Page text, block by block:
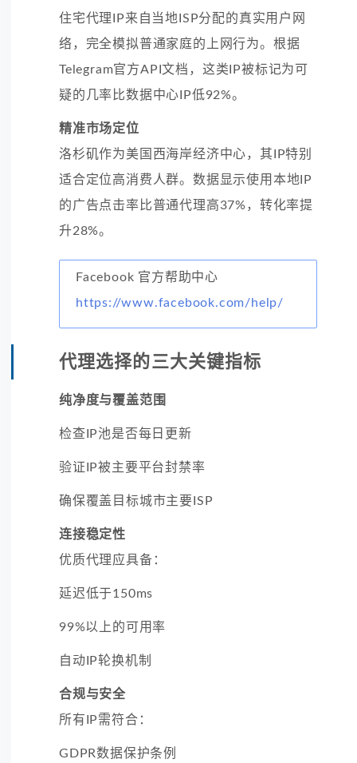
住宅代理IP来自当地ISP分配的真实用户网
络，完全模拟普通家庭的上网行为。根据
Telegram官方API文档，这类IP被标记为可
疑的几率比数据中心IP低92%。
精准市场定位
洛杉矶作为美国西海岸经济中心，其IP特别
适合定位高消费人群。数据显示使用本地IP
的广告点击率比普通代理高37%，转化率提
升28%。
Facebook 官方帮助中心
https://www.facebook.com/help/
代理选择的三大关键指标
纯净度与覆盖范围
检查IP池是否每日更新
验证IP被主要平台封禁率
确保覆盖目标城市主要ISP
连接稳定性
优质代理应具备：
延迟低于150ms
99%以上的可用率
自动IP轮换机制
合规与安全
所有IP需符合：
GDPR数据保护条例